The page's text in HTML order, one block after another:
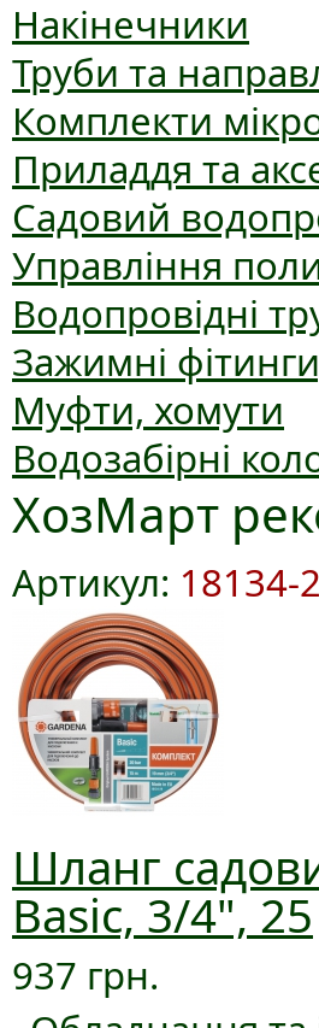
Накінечники
Труби та
Комплекти
Приладдя та
Садовий
Управління
Водопровідні
Зажимні
Муфти, хомути
Водозабірні
ХозМарт
Артикул: 18134-
Шланг
Basic, 3/4", 25
937 грн.